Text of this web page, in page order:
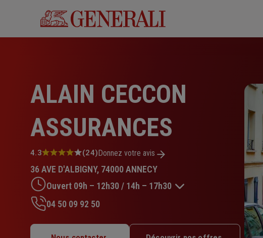
ALAIN CECCON
ASSURANCES
Note
4.3
sur
5
étoiles
4.3 (24)Donnez votre avis
36 AVE D'ALBIGNY, 74000 ANNECY
Ouvert 09h – 12h30 / 14h – 17h30
Mardi : 09h – 12h30 / 14h – 17h30
04 50 09 92 50